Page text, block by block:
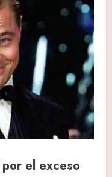
el exceso